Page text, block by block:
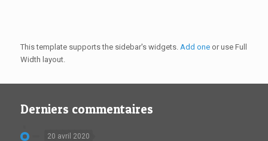
This template supports the sidebar's widgets. Add oneor use Full
Width layout.
Derniers commentaires
20 avril 2020